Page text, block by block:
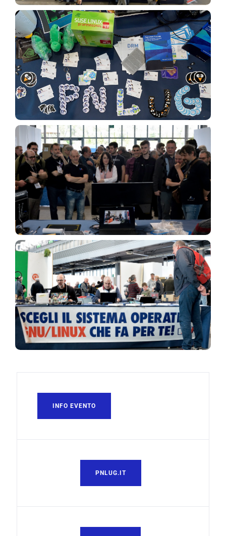
INFO EVENTO
PNLUG.IT